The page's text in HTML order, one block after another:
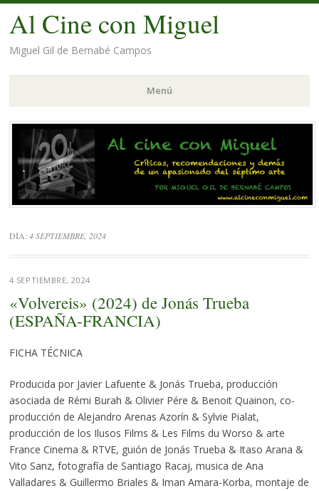
Al Cine con Miguel
Miguel Gil de Bernabé Campos
Menú
Saltar
contenido.
DÍA: 4 SEPTIEMBRE, 2024
4 SEPTIEMBRE, 2024
«Volvereis» (2024) de Jonás Trueba
(ESPAÑA-FRANCIA)
FICHA TÉCNICA
Producida por Javier Lafuente & Jonás Trueba, producción
asociada de Rémi Burah & Olivier Pére & Benoit Quainon, co-
producción de Alejandro Arenas Azorín & Sylvie Pialat,
producción de los Ilusos Films & Les Films du Worso & arte
France Cinema & RTVE, guión de Jonás Trueba & Itaso Arana &
Vito Sanz, fotografía de Santiago Racaj, musica de Ana
Valladares & Guillermo Briales & Iman Amara-Korba, montaje de